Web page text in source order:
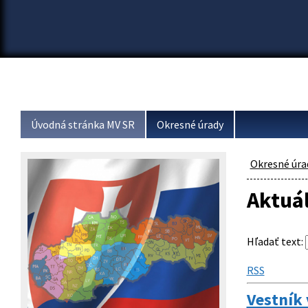
Úvodná stránka MV SR Okresné úrady
Okresné
Hľadať text:
RSS
Vestník